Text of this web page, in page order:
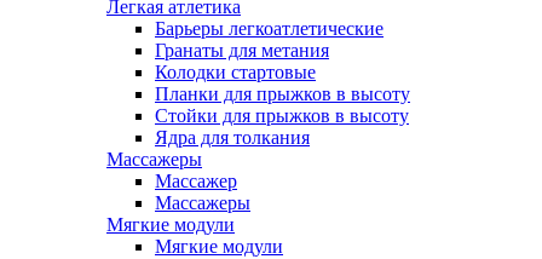
Легкая атлетика
Барьеры легкоатлетические
Гранаты для метания
Колодки стартовые
Планки для прыжков в высоту
Стойки для прыжков в высоту
Ядра для толкания
Массажеры
Массажер
Массажеры
Мягкие модули
Мягкие модули